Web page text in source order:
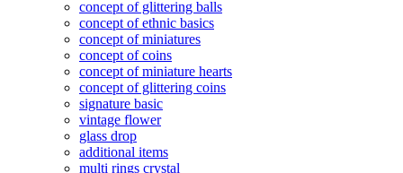
concept of glittering balls
concept of ethnic basics
concept of miniatures
concept of coins
concept of miniature hearts
concept of glittering coins
signature basic
vintage flower
glass drop
additional items
multi rings crystal